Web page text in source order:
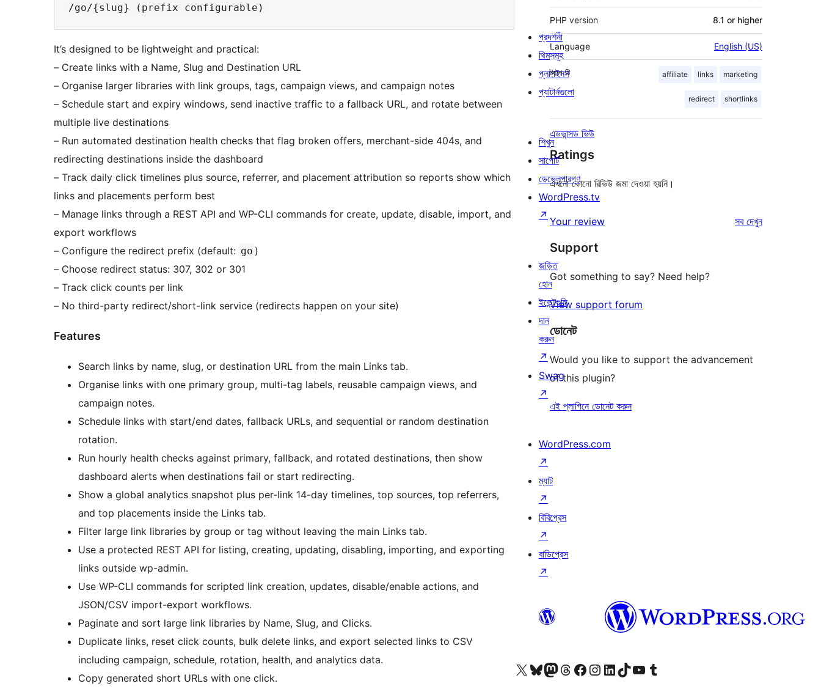
It’s designed to be lightweight and practical:
– Create links with a Name, Slug and Destination URL
– Organise larger libraries with link groups, tags, campaign views, and campaign notes
– Schedule start and expiry windows, send inactive traffic to a fallback URL, and rotate between
multiple live destinations
– Run automated destination health checks that flag broken offers, merchant-side 404s, and
redirecting destinations inside the dashboard
– Track daily click timelines plus source, referrer, and placement attribution so reports show which
links and placements perform best
– Manage links through a REST API and WP-CLI commands for create, update, disable, import, and
export workflows
– Configure the redirect prefix (default: go )
– Choose redirect status: 307, 302 or 301
– Track click counts per link
– No third-party redirect/short-link service (redirects happen on your site)
Features
Search links by name, slug, or destination URL from the main Links tab.
Organise links with one primary group, multi-tag labels, reusable campaign views, and
campaign notes.
Schedule links with start/end dates, fallback URLs, and sequential or random destination
rotation.
Run hourly health checks against primary, fallback, and rotated destinations, then show
dashboard alerts when destinations fail or start redirecting.
Show a global analytics snapshot plus per-link 14-day timelines, top sources, top referrers,
and top placements inside the Links tab.
Filter large link libraries by group or tag without leaving the main Links tab.
Use a protected REST API for listing, creating, updating, disabling, importing, and exporting
links outside wp-admin.
Use WP-CLI commands for scripted link creation, updates, disable/enable actions, and
JSON/CSV import-export workflows.
Paginate and sort large link libraries by Name, Slug, and Clicks.
Duplicate links, reset click counts, bulk delete links, and export selected links to CSV
including campaign, schedule, rotation, health, and analytics data.
Copy generated short URLs with one click.
PHP version 8.1 or higher
Language English (US)
ট্যাগ affiliate links marketing
redirect shortlinks
টি
এডভান্সড ভিউ
Ratings
এখনো কোনো রিভিউ জমা দেওয়া হয়নি।
Your review সবরিভিউ
দেখুন
Support
Got something to say? Need help?
View support forum
ডোনেট
Would you like to support the advancement
of this plugin?
এই প্লাগিনে ডোনেট করুন
প্রদর্শনী
থিমসমূহ
প্লাগইনস
প্যাটার্নগুলো
শিখুন
সাপোর্ট
ডেভেলপারগণ
WordPress.tv
↗
জড়িত
হোন
ইভেন্টগুলি
দান
করুন
↗
Swag
↗
WordPress.com
↗
ম্যাট
↗
বিবিপ্রেস
↗
বাডিপ্রেস
↗
আমাদের X (আগের টুইটার) অ্যাকাউন্টে যানআমাদের Bluesky অ্যাকাউন্টটি দেখুনআমাদের মাস্টোডন অ্যাকাউন্টটি দেখুনআমাদের থ্রেডস অ্যাকাউন্টটি দেখুনআমাদের ফেসবুক পেজ দেখুনআমাদের ইন্সটাগ্রাম অ্যাকাউন্ট দেখুনআমাদের লিঙ্কডইন অ্যাকাউন্টে যানআমাদের TikTok অ্যাকাউন্টটি দেখুনআমাদের ইউটিউব চ্যানেলে যান আমাদের টাম্বলার অ্যাকাউন্ট দেখুন